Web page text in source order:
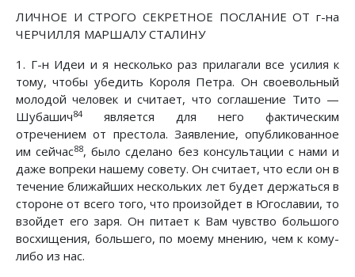
ЛИЧНОЕ И СТРОГО СЕКРЕТНОЕ ПОСЛАНИЕ ОТ г-на
ЧЕРЧИЛЛЯ МАРШАЛУ СТАЛИНУ
1. Г-н Идеи и я несколько раз прилагали все усилия к
тому, чтобы убедить Короля Петра. Он своевольный
молодой человек и считает, что соглашение Тито —
Шубашич84является для него фактическим
отречением от престола. Заявление, опубликованное
им сейчас88, было сделано без консультации с нами и
даже вопреки нашему совету. Он считает, что если он в
течение ближайших нескольких лет будет держаться в
стороне от всего того, что произойдет в Югославии, то
взойдет его заря. Он питает к Вам чувство большого
восхищения, большего, по моему мнению, чем к кому-
либо из нас.